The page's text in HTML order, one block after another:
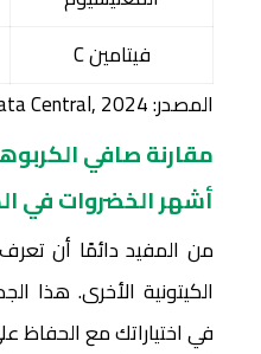
فيتامين C
المصدر: USDA FoodData Central, 2024.
مقارنة صافي
أشهر الخضروات في
من المفيد دائمًا أن
الكيتونية الأخرى. هذا
في اختياراتك مع الحفاظ